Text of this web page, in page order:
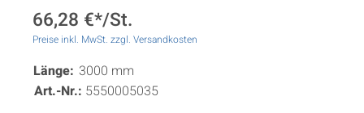
66,28 €*/St.
Preise inkl. MwSt. zzgl. Versandkosten
Länge: 3000 mm
Art.-Nr.: 5550005035